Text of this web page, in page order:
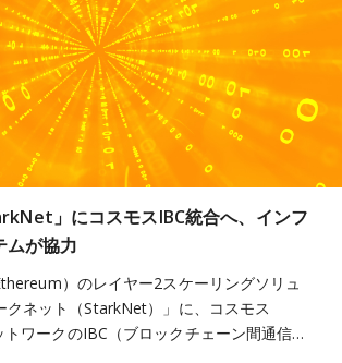
」にコスモスIBC統合へ、インフ
ムが協力
）のレイヤー2スケーリングソリュ
クネット（StarkNet）」に、コスモス
トワークのIBC（ブロックチェーン間通信…